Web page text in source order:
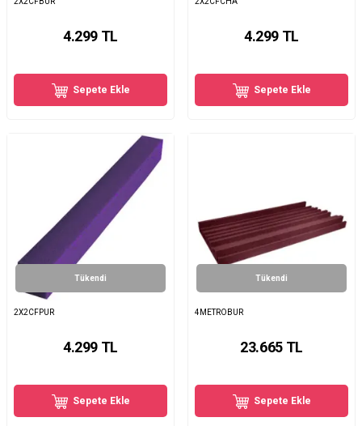
4.299 TL
Sepete Ekle
4.299 TL
Sepete Ekle
Tükendi
2X2CFPUR
4.299 TL
Sepete Ekle
Tükendi
4METROBUR
23.665TL
Sepete Ekle